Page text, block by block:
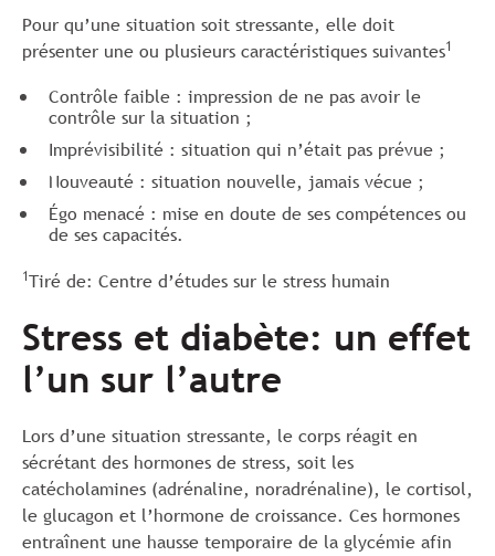
Pour qu’une situation soit stressante, elle doit
présenter une ou plusieurs caractéristiques suivantes1
Contrôle faible : impression de ne pas avoir le
contrôle sur la situation ;
Imprévisibilité : situation qui n’était pas prévue ;
Nouveauté : situation nouvelle, jamais vécue ;
Égo menacé : mise en doute de ses compétences ou
de ses capacités.
1Tiré de: Centre d’études sur le stress humain
Stress et diabète: un effet
l’un sur l’autre
Lors d’une situation stressante, le corps réagit en
sécrétant des hormones de stress, soit les
catécholamines (adrénaline, noradrénaline), le cortisol,
le glucagon et l’hormone de croissance. Ces hormones
entraînent une hausse temporaire de la glycémie afin